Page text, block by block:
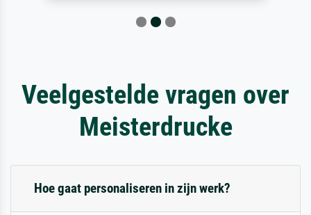
Veelgestelde vragen over
Meisterdrucke
Hoe gaat personaliseren in zijn werk?